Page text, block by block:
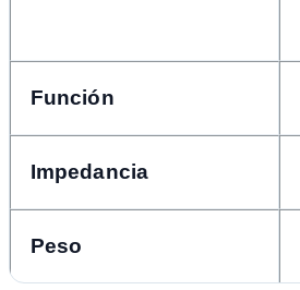
Función
Impedancia
Peso